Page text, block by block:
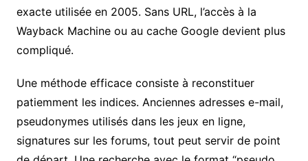
exacte utilisée en 2005. Sans URL, l’accès à la
Wayback Machine ou au cache Google devient plus
compliqué.
Une méthode efficace consiste à reconstituer
patiemment les indices. Anciennes adresses e-mail,
pseudonymes utilisés dans les jeux en ligne,
signatures sur les forums, tout peut servir de point